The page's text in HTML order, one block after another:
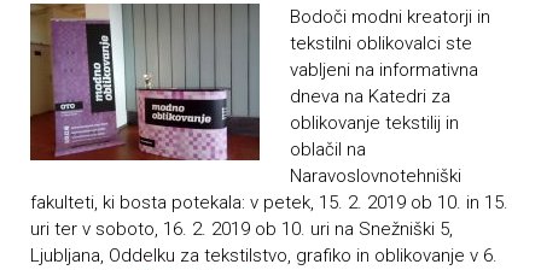
Bodoči modni kreatorji in
tekstilni oblikovalci ste
vabljeni na informativna
dneva na Katedri za
oblikovanje tekstilij in
oblačil na
Naravoslovnotehniški
fakulteti, ki bosta potekala: v petek, 15. 2. 2019 ob 10. in 15.
uri ter v soboto, 16. 2. 2019 ob 10. uri na Snežniški 5,
Ljubljana, Oddelku za tekstilstvo, grafiko in oblikovanje v 6.